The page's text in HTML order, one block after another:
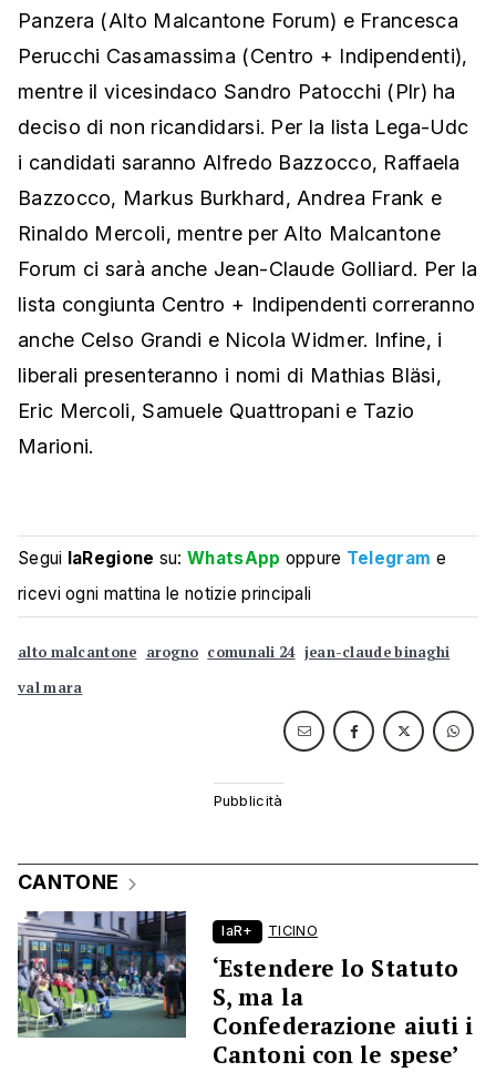
Panzera (Alto Malcantone Forum) e Francesca
Perucchi Casamassima (Centro + Indipendenti),
mentre il vicesindaco Sandro Patocchi (Plr) ha
deciso di non ricandidarsi. Per la lista Lega-Udc
i candidati saranno Alfredo Bazzocco, Raffaela
Bazzocco, Markus Burkhard, Andrea Frank e
Rinaldo Mercoli, mentre per Alto Malcantone
Forum ci sarà anche Jean-Claude Golliard. Per la
lista congiunta Centro + Indipendenti correranno
anche Celso Grandi e Nicola Widmer. Infine, i
liberali presenteranno i nomi di Mathias Bläsi,
Eric Mercoli, Samuele Quattropani e Tazio
Marioni.
Segui laRegione su:WhatsApp oppure Telegram e
ricevi ogni mattina le notizie principali
alto malcantone arogno comunali 24 jean-claude binaghi
val mara
CANTONE
laR+ TICINO
‘Estendere lo Statuto
S, ma la
Confederazione aiuti i
Cantoni con le spese’